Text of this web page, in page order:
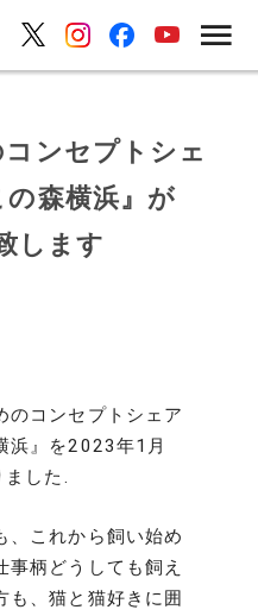
ンセプトシェ
森横浜』が
します
のコンセプトシェア
浜』を2023年1月
ました.
、これから飼い始め
事柄どうしても飼え
も、猫と猫好きに囲